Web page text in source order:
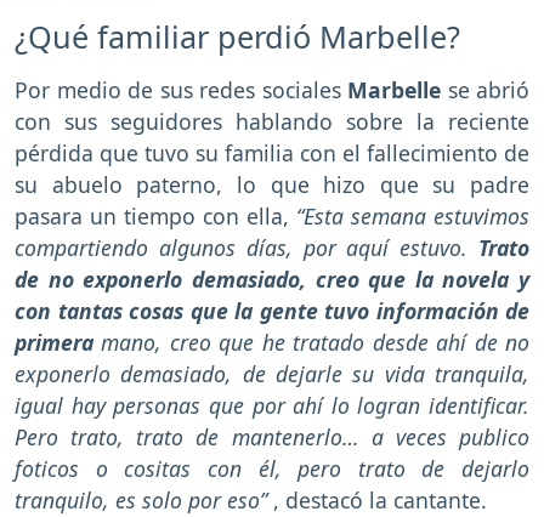
¿Qué familiar perdió Marbelle?
Por medio de sus redes sociales Marbelle se abrió
con sus seguidores hablando sobre la reciente
pérdida que tuvo su familia con el fallecimiento de
su abuelo paterno, lo que hizo que su padre
pasara un tiempo con ella, “Esta semana estuvimos
compartiendo algunos días, por aquí estuvo. Trato
de no exponerlo demasiado, creo que la novela y
con tantas cosas que la gente tuvo información de
primera mano, creo que he tratado desde ahí de no
exponerlo demasiado, de dejarle su vida tranquila,
igual hay personas que por ahí lo logran identificar.
Pero trato, trato de mantenerlo… a veces publico
foticos o cositas con él, pero trato de dejarlo
tranquilo, es solo por eso”, destacó la cantante.